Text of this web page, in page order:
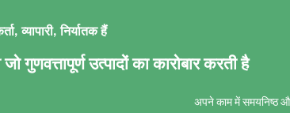
व्यापारी, निर्यातक हैं
जोगुणवत्तापूर्णउत्पादों का कारोबार करती है
अपने काम में समयनिष्ठ